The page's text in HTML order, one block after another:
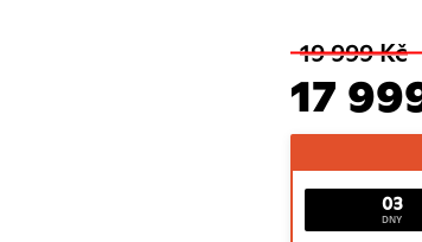
19 999 Kč
17
03
DNY